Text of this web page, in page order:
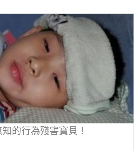
的行為殘害寶貝！